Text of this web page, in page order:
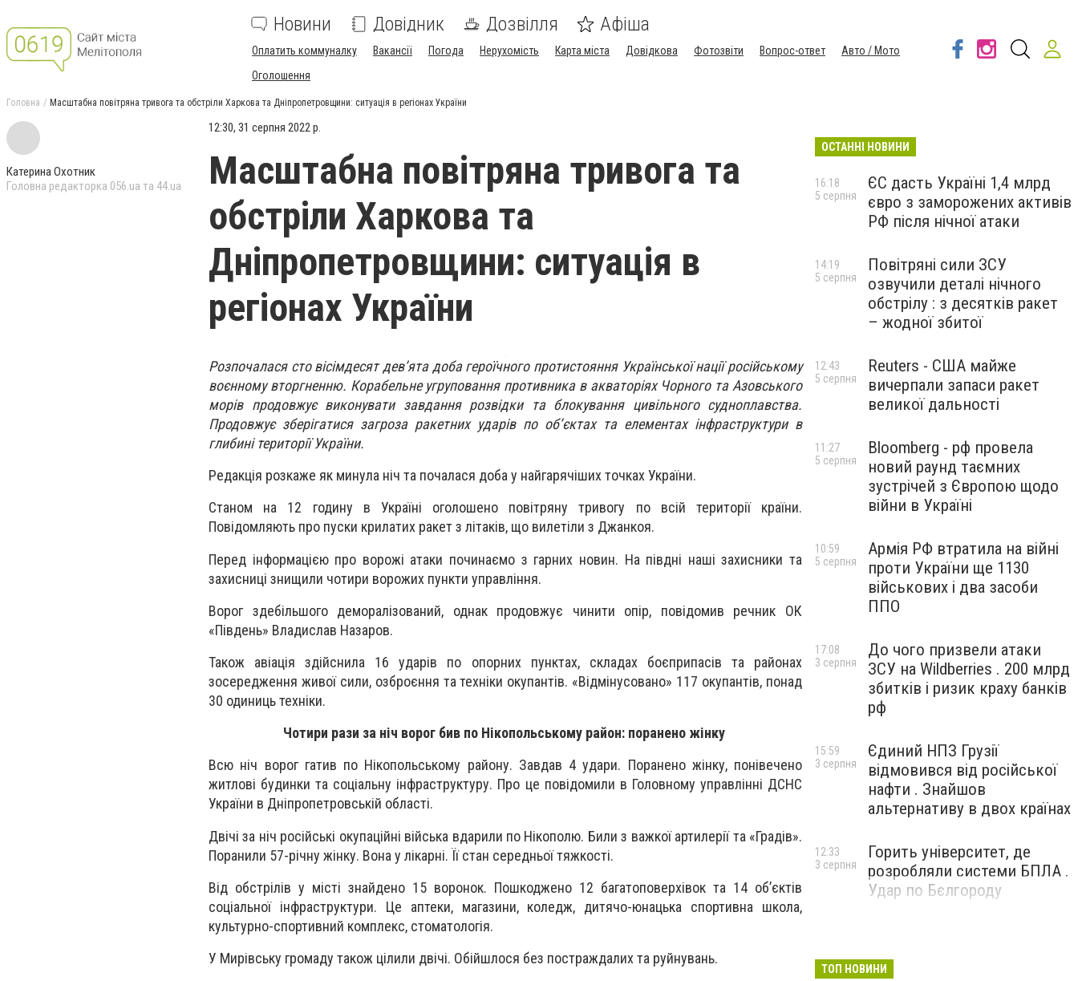
Новини Довідник Дозвілля Афіша
Оплатить коммуналку Вакансії Погода Нерухомість Карта міста Довідкова Фотозвіти Вопрос-ответ
Авто / Мото
Оголошення
Головна Масштабна повітряна тривога та обстріли Харкова та Дніпропетровщини: ситуація в регіонах України
Катерина Охотник
Головна редакторка 056.ua та 44.ua
12:30, 31 серпня 2022 р.
Масштабна повітряна тривога та
обстріли Харкова та
Дніпропетровщини: ситуація в
регіонах України
Розпочалася сто вісімдесят дев’ята доба героїчного протистояння Української нації російському
воєнному вторгненню. Корабельне угруповання противника в акваторіях Чорного та Азовського
морів продовжує виконувати завдання розвідки та блокування цивільного судноплавства.
Продовжує зберігатися загроза ракетних ударів по об’єктах та елементах інфраструктури в
глибині території України.
Редакція розкаже як минула ніч та почалася доба у найгарячіших точках України.
Станом на 12 годину в Україні оголошено повітряну тривогу по всій території країни.
Повідомляють про пуски крилатих ракет з літаків, що вилетіли з Джанкоя.
Перед інформацією про ворожі атаки починаємо з гарних новин. На півдні наші захисники та
захисниці знищили чотири ворожих пункти управління.
Ворог здебільшого деморалізований, однак продовжує чинити опір, повідомив речник ОК
«Південь» Владислав Назаров.
Також авіація здійснила 16 ударів по опорних пунктах, складах боєприпасів та районах
зосередження живої сили, озброєння та техніки окупантів. «Відмінусовано» 117 окупантів, понад
30 одиниць техніки.
Чотири рази за ніч ворог бив по Нікопольському район: поранено жінку
Всю ніч ворог гатив по Нікопольському району. Завдав 4 удари. Поранено жінку, понівечено
житлові будинки та соціальну інфраструктуру. Про це повідомили в Головному управлінні ДСНС
України в Дніпропетровській області.
Двічі за ніч російські окупаційні війська вдарили по Нікополю. Били з важкої артилерії та «Градів».
Поранили 57-річну жінку. Вона у лікарні. Її стан середньої тяжкості.
Від обстрілів у місті знайдено 15 воронок. Пошкоджено 12 багатоповерхівок та 14 об’єктів
соціальної інфраструктури. Це аптеки, магазини, коледж, дитячо-юнацька спортивна школа,
культурно-спортивний комплекс, стоматологія.
У Мирівську громаду також цілили двічі. Обійшлося без постраждалих та руйнувань.
ОСТАННІ НОВИНИ
ЄС дасть Україні 1,4 млрд
євро з заморожених активів
РФ після нічної атаки
16:18
5 серпня
Повітряні сили ЗСУ
озвучили деталі нічного
обстрілу : з десятків ракет
– жодної збитої
14:19
5 серпня
Reuters - США майже
вичерпали запаси ракет
великої дальності
12:43
5 серпня
Bloomberg - рф провела
новий раунд таємних
зустрічей з Європою щодо
війни в Україні
11:27
5 серпня
Армія РФ втратила на війні
проти України ще 1130
військових і два засоби
ППО
10:59
5 серпня
До чого призвели атаки
ЗСУ на Wildberries . 200 млрд
збитків і ризик краху банків
рф
17:08
3 серпня
Єдиний НПЗ Грузії
відмовився від російської
нафти . Знайшов
альтернативу в двох країнах
15:59
3 серпня
Горить університет, де
розробляли системи БПЛА .
Удар по Бєлгороду
12:33
3 серпня
ТОП НОВИНИ